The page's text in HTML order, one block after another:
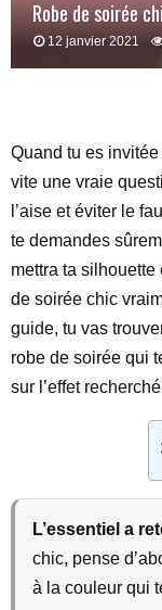
Robe de soirée
12 janvier 2021
Quand tu es
vite une vraie
l’aise et éviter le
te demandes
mettra ta
de soirée chic
guide, tu vas
robe de soirée qui
sur l’effet
L’essentiel a
chic, pense
à la couleur qui